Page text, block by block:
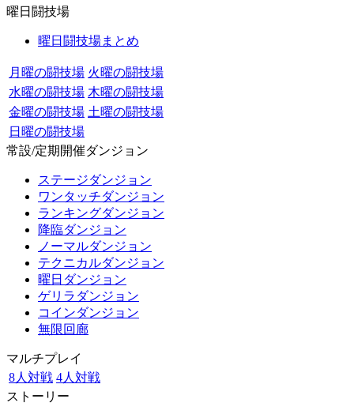
曜日闘技場
曜日闘技場まとめ
月曜の闘技場 火曜の闘技場
水曜の闘技場 木曜の闘技場
金曜の闘技場 土曜の闘技場
日曜の闘技場
常設/定期開催ダンジョン
ステージダンジョン
ワンタッチダンジョン
ランキングダンジョン
降臨ダンジョン
ノーマルダンジョン
テクニカルダンジョン
曜日ダンジョン
ゲリラダンジョン
コインダンジョン
無限回廊
マルチプレイ
8人対戦 4人対戦
ストーリー